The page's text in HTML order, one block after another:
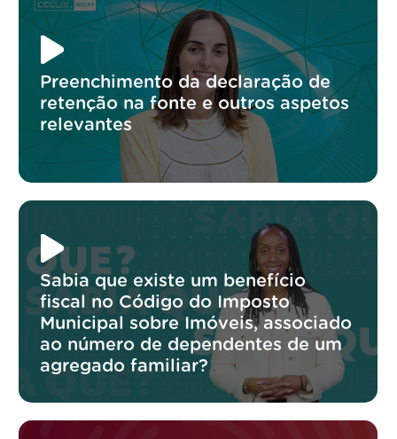
Preenchimento da declaração de
retenção na fonte e outros aspetos
relevantes
Sabia que existe um benefício
fiscal no Código do Imposto
Municipal sobre Imóveis, associado
ao número de dependentes de um
agregado familiar?